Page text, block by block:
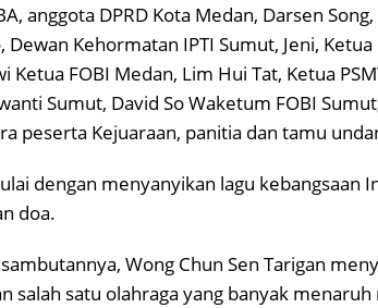
anggota DPRD Kota Medan, Darsen
Dewan Kehormatan IPTI Sumut, Jeni,
Ketua FOBI Medan, Lim Hui Tat, Ketua
Sumut, David So Waketum FOBI
peserta Kejuaraan, panitia dan tamu
dengan menyanyikan lagu kebangsaan
doa.
Wong Chun Sen Tarigan
salah satu olahraga yang banyak